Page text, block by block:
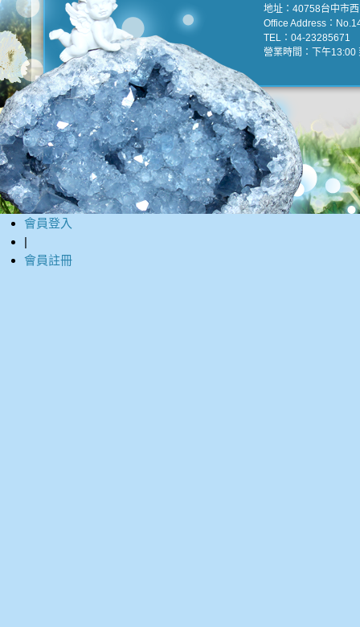
地址：40758台中市
Office Address：
TEL：04-23285671
營業時間：下午13:00
會員登入
|
會員註冊